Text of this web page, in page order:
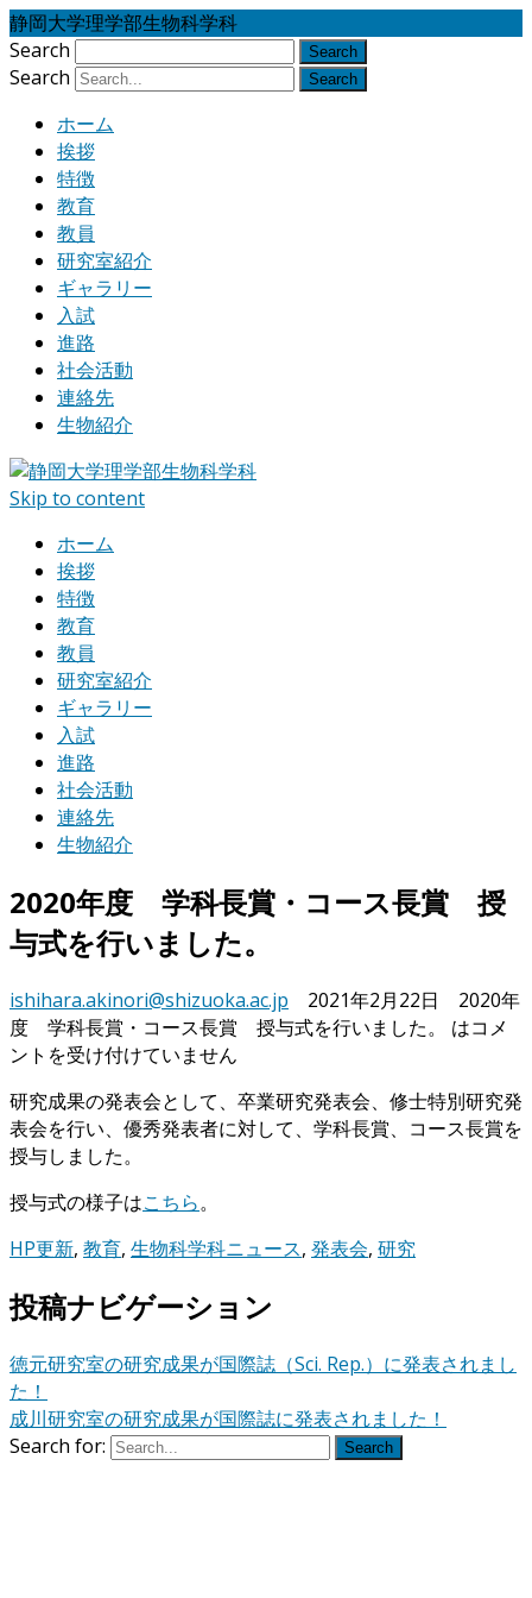
静岡大学理学部生物科学科
Search
Search
ホーム
挨拶
特徴
教育
教員
研究室紹介
ギャラリー
入試
進路
社会活動
連絡先
生物紹介
Skip to content
ホーム
挨拶
特徴
教育
教員
研究室紹介
ギャラリー
入試
進路
社会活動
連絡先
生物紹介
2020年度 学科長賞・コース長賞 授
与式を行いました。
ishihara.akinori@shizuoka.ac.jp 2021年2月22日
2020年
度 学科長賞・コース長賞 授与式を行いました。 はコメ
ントを受け付けていません
研究成果の発表会として、卒業研究発表会、修士特別研究発
表会を行い、優秀発表者に対して、学科長賞、コース長賞を
授与しました。
授与式の様子はこちら。
HP更新, 教育, 生物科学科ニュース, 発表会, 研究
投稿ナビゲーション
徳元研究室の研究成果が国際誌（Sci. Rep.）に発表されまし
た！
成川研究室の研究成果が国際誌に発表されました！
Search for:
Search